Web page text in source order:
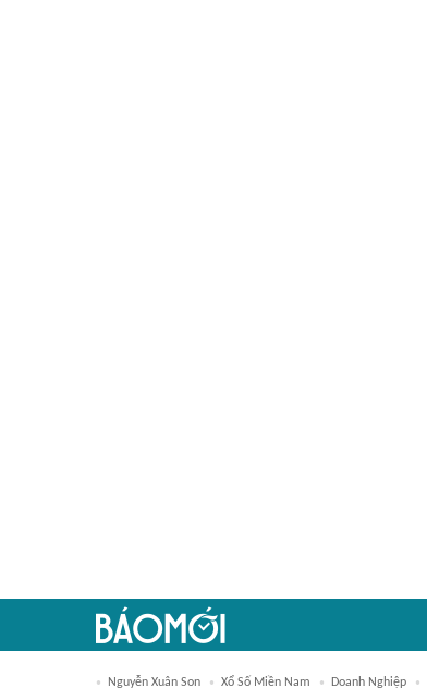
Nguyễn Xuân Son Xổ Số Miền Nam Doanh Nghiệp